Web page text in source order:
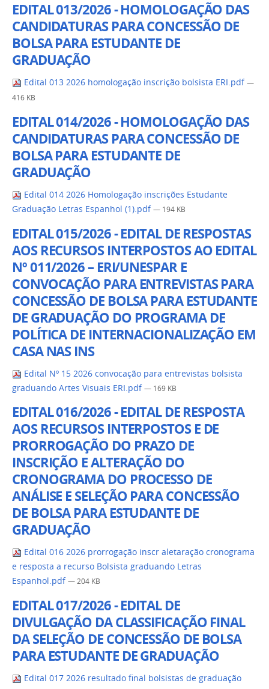
EDITAL 013/2026 - HOMOLOGAÇÃO DAS
CANDIDATURAS PARA CONCESSÃO DE
BOLSA PARA ESTUDANTE DE
GRADUAÇÃO
Edital 013 2026 homologação inscrição bolsista ERI.pdf —
416 KB
EDITAL 014/2026 - HOMOLOGAÇÃO DAS
CANDIDATURAS PARA CONCESSÃO DE
BOLSA PARA ESTUDANTE DE
GRADUAÇÃO
Edital 014 2026 Homologação inscrições Estudante
Graduação Letras Espanhol (1).pdf — 194 KB
EDITAL 015/2026 - EDITAL DE RESPOSTAS
AOS RECURSOS INTERPOSTOS AO EDITAL
Nº 011/2026 – ERI/UNESPAR E
CONVOCAÇÃO PARA ENTREVISTAS PARA
CONCESSÃO DE BOLSA PARA ESTUDANTE
DE GRADUAÇÃO DO PROGRAMA DE
POLÍTICA DE INTERNACIONALIZAÇÃO EM
CASA NAS INS
Edital Nº 15 2026 convocação para entrevistas bolsista
graduando Artes Visuais ERI.pdf — 169 KB
EDITAL 016/2026 - EDITAL DE RESPOSTA
AOS RECURSOS INTERPOSTOS E DE
PRORROGAÇÃO DO PRAZO DE
INSCRIÇÃO E ALTERAÇÃO DO
CRONOGRAMA DO PROCESSO DE
ANÁLISE E SELEÇÃO PARA CONCESSÃO
DE BOLSA PARA ESTUDANTE DE
GRADUAÇÃO
Edital 016 2026 prorrogação inscr aletaração cronograma
e resposta a recurso Bolsista graduando Letras
Espanhol.pdf — 204 KB
EDITAL 017/2026 - EDITAL DE
DIVULGAÇÃO DA CLASSIFICAÇÃO FINAL
DA SELEÇÃO DE CONCESSÃO DE BOLSA
PARA ESTUDANTE DE GRADUAÇÃO
Edital 017 2026 resultado final bolsistas de graduação